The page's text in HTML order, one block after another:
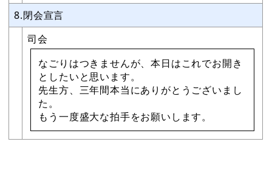
8.閉会宣言
司会
なごりはつきませんが、本日はこれでお開き
としたいと思います。
先生方、三年間本当にありがとうございまし
た。
もう一度盛大な拍手をお願いします。